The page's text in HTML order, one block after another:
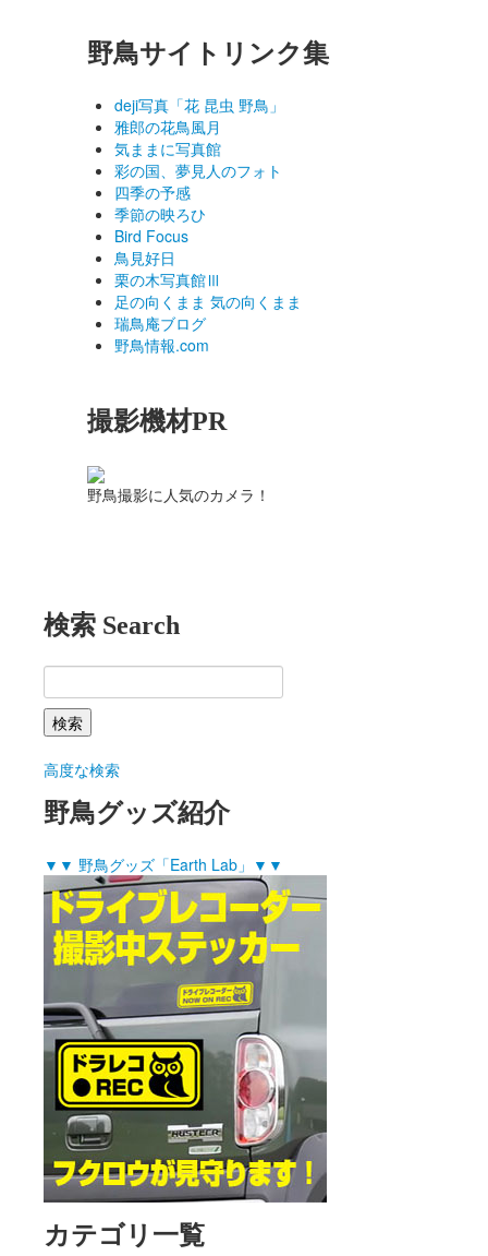
野鳥サイトリンク集
deji写真「花 昆虫 野鳥」
雅郎の花鳥風月
気ままに写真館
彩の国、夢見人のフォト
四季の予感
季節の映ろひ
Bird Focus
鳥見好日
栗の木写真館Ⅲ
足の向くまま 気の向くまま
瑞鳥庵ブログ
野鳥情報.com
撮影機材PR
野鳥撮影に人気のカメラ！
検索 Search
高度な検索
野鳥グッズ紹介
▼▼ 野鳥グッズ「Earth Lab」▼▼
カテゴリ一覧